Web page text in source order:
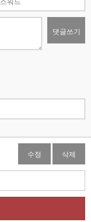
댓글쓰기
수정 삭제